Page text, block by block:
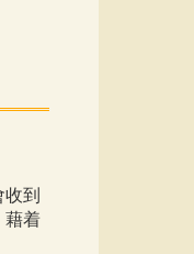
到
藉着